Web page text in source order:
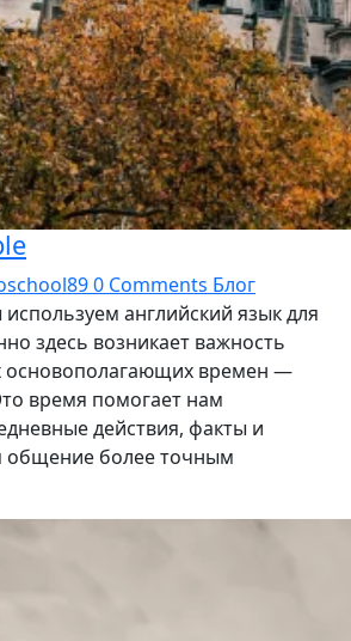
0 Comments Блог
английский язык для
здесь возникает важность
основополагающих времен —
время помогает нам
действия, факты и
общение более точным